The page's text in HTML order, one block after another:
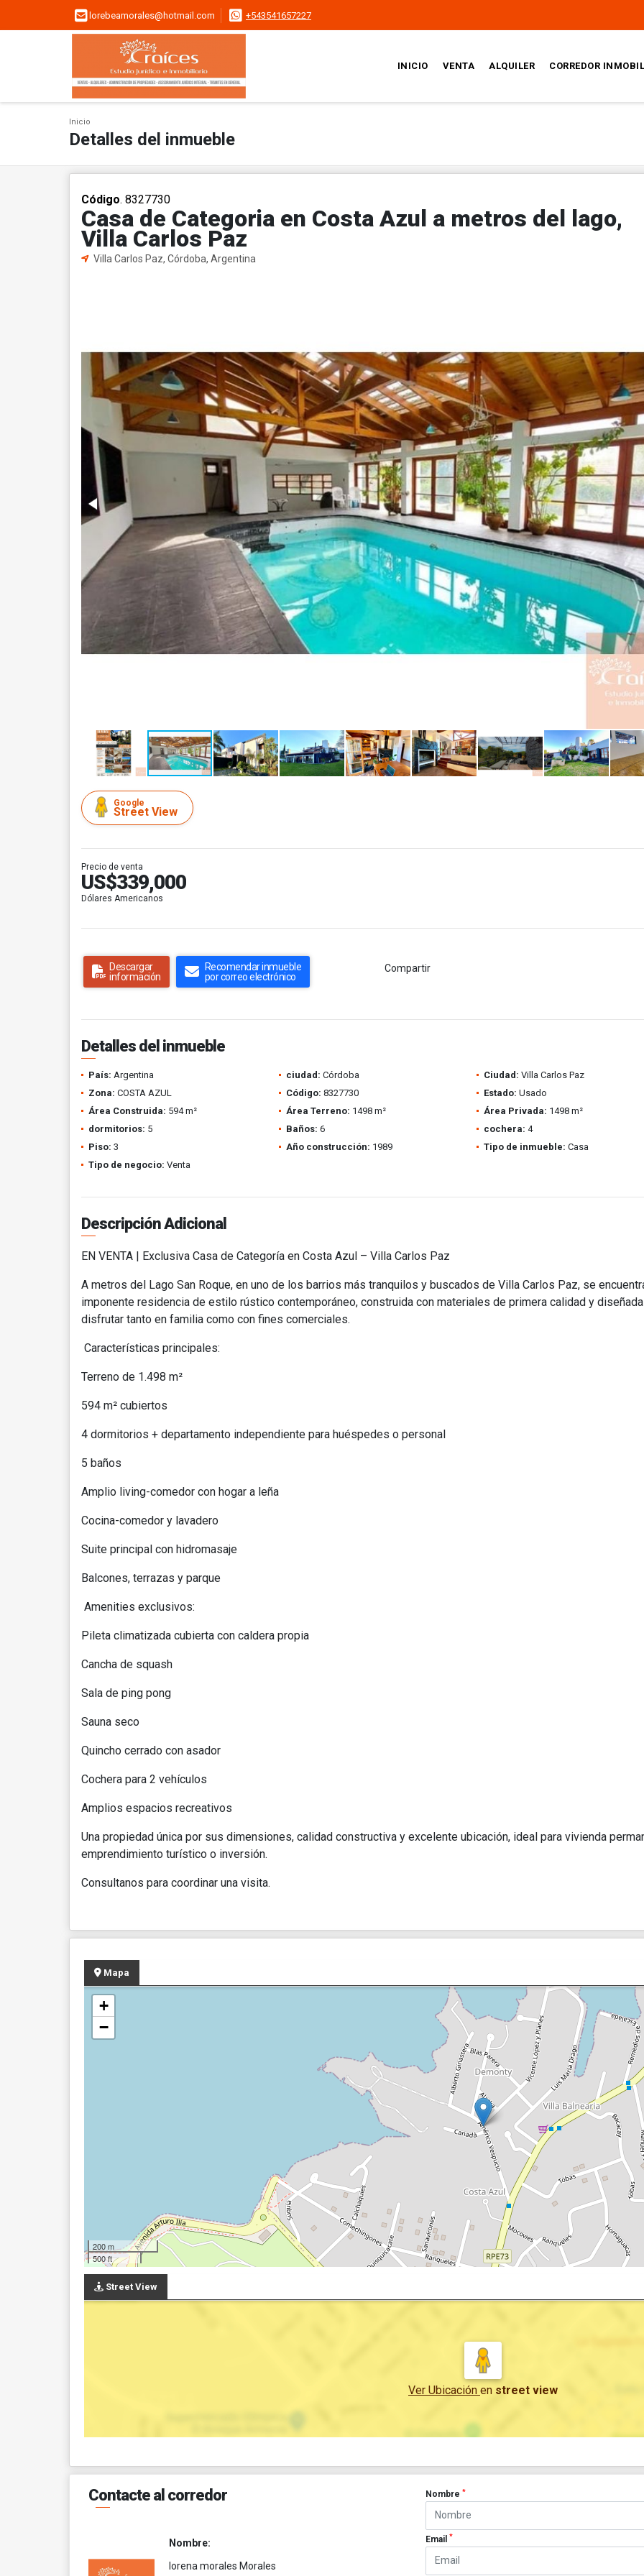
lorebeamorales@hotmail.com +543541657227
INICIO VENTA ALQUILER CORREDOR
Inicio
Detalles del inmueble
Código. 8327730
Casa de Categoria en Costa Azul a metros del lago,
Villa Carlos Paz
Villa Carlos Paz, Córdoba, Argentina
Google
Street View
Precio de venta
US$339,000
Dólares Americanos
Descargar
información
Recomendar inmueble
por correo electrónico
Compartir
Detalles del inmueble
País: Argentina ciudad: Córdoba Ciudad: Villa Carlos Paz
Zona: COSTA AZUL Código: 8327730 Estado: Usado
Área Construida: 594 m² Área Terreno: 1498 m² Área Privada: 1498 m²
dormitorios: 5 Baños: 6 cochera: 4
Piso: 3 Año construcción: 1989 Tipo de inmueble: Casa
Tipo de negocio: Venta
Descripción Adicional
EN VENTA | Exclusiva Casa de Categoría en Costa Azul – Villa Carlos Paz
A metros del Lago San Roque, en uno de los barrios más tranquilos y buscados de Villa Carlos Paz, se
imponente residencia de estilo rústico contemporáneo, construida con materiales de primera calidad y
disfrutar tanto en familia como con fines comerciales.
Características principales:
Terreno de 1.498 m²
594 m² cubiertos
4 dormitorios + departamento independiente para huéspedes o personal
5 baños
Amplio living-comedor con hogar a leña
Cocina-comedor y lavadero
Suite principal con hidromasaje
Balcones, terrazas y parque
Amenities exclusivos:
Pileta climatizada cubierta con caldera propia
Cancha de squash
Sala de ping pong
Sauna seco
Quincho cerrado con asador
Cochera para 2 vehículos
Amplios espacios recreativos
Una propiedad única por sus dimensiones, calidad constructiva y excelente ubicación, ideal para vivienda
emprendimiento turístico o inversión.
Consultanos para coordinar una visita.
Mapa
+
−
200 m
500 ft
Street View
Ver Ubicación en street view
Contacte al corredor
Nombre:
lorena morales Morales
Nombre*
Email*